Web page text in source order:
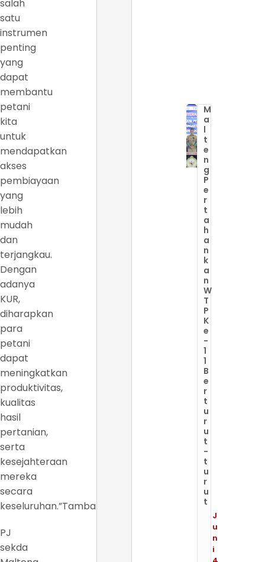
salah
satu
instrumen
penting
yang
dapat
membantu
petani
kita
untuk
mendapatkan
akses
pembiayaan
yang
lebih
mudah
dan
terjangkau.
Dengan
adanya
KUR,
diharapkan
para
petani
dapat
meningkatkan
produktivitas,
kualitas
hasil
pertanian,
serta
kesejahteraan
mereka
secara
keseluruhan.”Tambahnya.
PJ
sekda
M
a
l
t
e
n
g
P
e
r
t
a
h
a
n
k
a
n
W
T
P
K
e
-
1
1
B
e
r
t
u
r
u
t
-
t
u
r
u
t
J
u
n
i